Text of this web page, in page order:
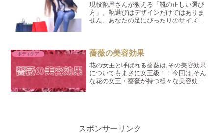
現役靴屋さんが教える「靴の正しい選び
方」。靴選びはデザインだけではありま
せん。あなたの足にぴったりのサイズを
ボディケア 薔薇の美容効果
花の女王と呼ばれる薔薇は,その美容効果
についてもまさに女王級！！今回は,そん
な花の女王・薔薇が持つ様々な美容効果
スポンサーリンク